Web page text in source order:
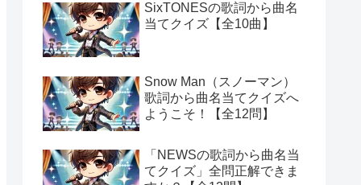
SixTONESの歌詞から曲名
当てクイズ【全10曲】
Snow Man（スノーマン）
歌詞から曲名当てクイズへ
ようこそ！【全12問】
「NEWSの歌詞から曲名当
てクイズ」全問正解できま